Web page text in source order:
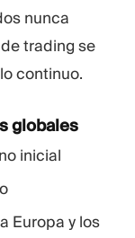
nunca
trading se
continuo.
globales
inicial
Europa y los